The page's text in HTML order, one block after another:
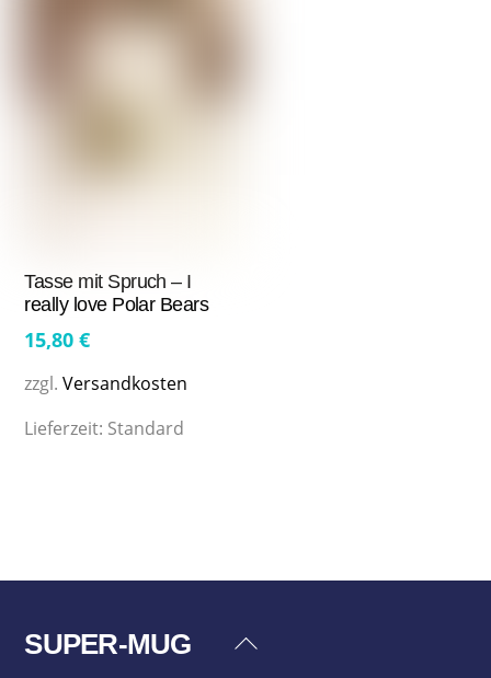
Tasse mit Spruch – I
really love Polar Bears
15,80€
zzgl.Versandkosten
Lieferzeit: Standard
Back
SUPER-MUG